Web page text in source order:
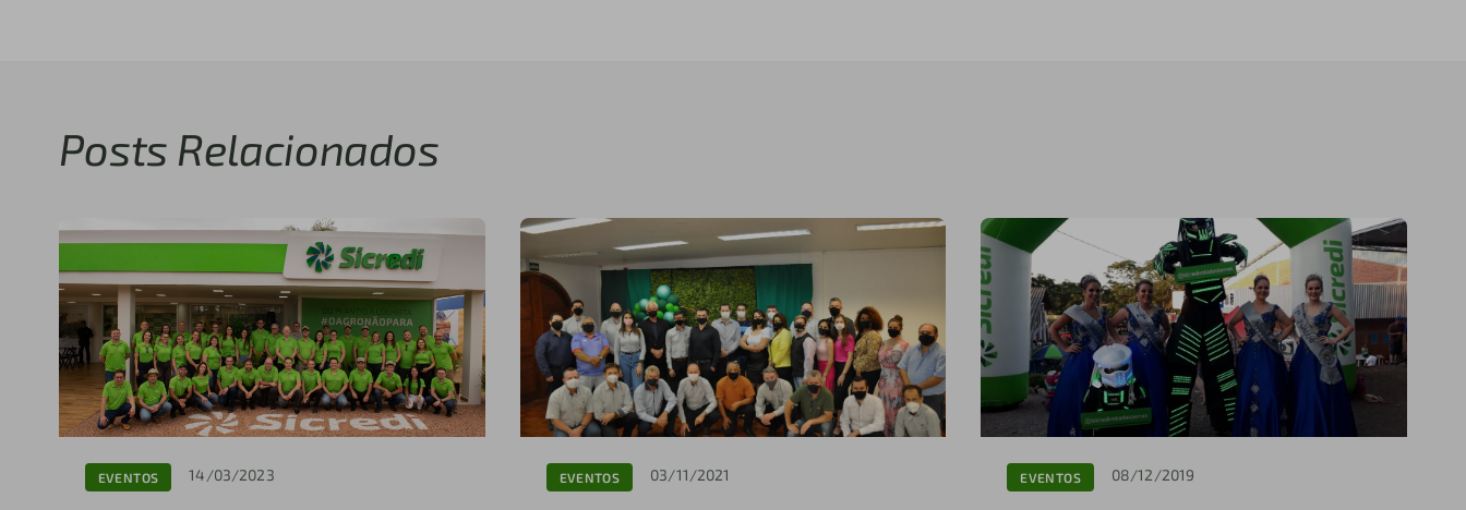
Posts Relacionados
EVENTOS 14/03/2023 EVENTOS 03/11/2021 EVENTOS 08/12/2019